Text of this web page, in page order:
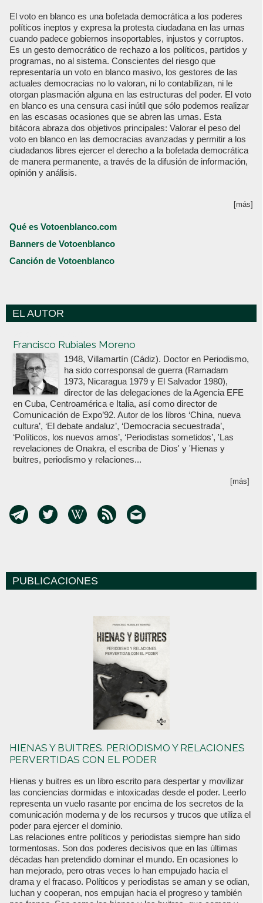
El voto en blanco es una bofetada democrática a los poderes
políticos ineptos y expresa la protesta ciudadana en las urnas
cuando padece gobiernos insoportables, injustos y corruptos.
Es un gesto democrático de rechazo a los políticos, partidos y
programas, no al sistema. Conscientes del riesgo que
representaría un voto en blanco masivo, los gestores de las
actuales democracias no lo valoran, ni lo contabilizan, ni le
otorgan plasmación alguna en las estructuras del poder. El voto
en blanco es una censura casi inútil que sólo podemos realizar
en las escasas ocasiones que se abren las urnas. Esta
bitácora abraza dos objetivos principales: Valorar el peso del
voto en blanco en las democracias avanzadas y permitir a los
ciudadanos libres ejercer el derecho a la bofetada democrática
de manera permanente, a través de la difusión de información,
opinión y análisis.
[más]
Qué es Votoenblanco.com
Banners de Votoenblanco
Canción de Votoenblanco
EL AUTOR
Francisco Rubiales Moreno
1948, Villamartín (Cádiz). Doctor en Periodismo,
ha sido corresponsal de guerra (Ramadam
1973, Nicaragua 1979 y El Salvador 1980),
director de las delegaciones de la Agencia EFE
en Cuba, Centroamérica e Italia, así como director de
Comunicación de Expo’92. Autor de los libros ‘China, nueva
cultura’, ‘El debate andaluz’, ‘Democracia secuestrada’,
‘Políticos, los nuevos amos’, ‘Periodistas sometidos’, 'Las
revelaciones de Onakra, el escriba de Dios' y 'Hienas y
buitres, periodismo y relaciones...
[más]
PUBLICACIONES
HIENAS Y BUITRES. PERIODISMO Y RELACIONES
PERVERTIDAS CON EL PODER
Hienas y buitres es un libro escrito para despertar y movilizar
las conciencias dormidas e intoxicadas desde el poder. Leerlo
representa un vuelo rasante por encima de los secretos de la
comunicación moderna y de los recursos y trucos que utiliza el
poder para ejercer el dominio.
Las relaciones entre políticos y periodistas siempre han sido
tormentosas. Son dos poderes decisivos que en las últimas
décadas han pretendido dominar el mundo. En ocasiones lo
han mejorado, pero otras veces lo han empujado hacia el
drama y el fracaso. Políticos y periodistas se aman y se odian,
luchan y cooperan, nos empujan hacia el progreso y también